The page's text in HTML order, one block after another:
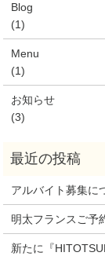
Blog
(1)
Menu
(1)
お知らせ
(3)
アルバイト募集に
明太フランスご予
新たに『